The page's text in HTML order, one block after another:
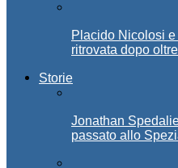
Placido Nicolosi
ritrovata dopo
Storie
Jonathan
passato allo